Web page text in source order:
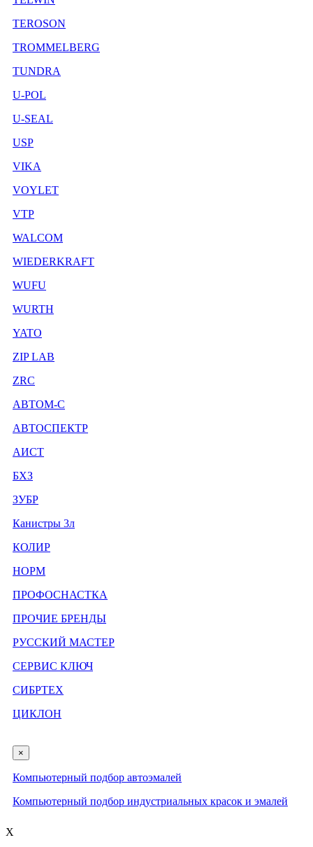
TEROSON
TROMMELBERG
TUNDRA
U-POL
U-SEAL
USP
VIKA
VOYLET
VTP
WALCOM
WIEDERKRAFT
WUFU
WURTH
YATO
ZIP LAB
ZRC
АВТОМ-С
АВТОСПЕКТР
АИСТ
БХЗ
ЗУБР
Канистры 3л
КОЛИР
НОРМ
ПРОФОСНАСТКА
ПРОЧИЕ БРЕНДЫ
РУССКИЙ МАСТЕР
СЕРВИС КЛЮЧ
СИБРТЕХ
ЦИКЛОН
×
Компьютерный подбор автоэмалей
Компьютерный подбор индустриальных красок и эмалей
X